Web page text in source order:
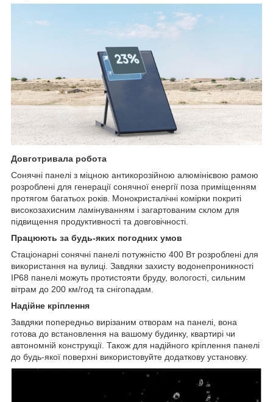
Довготривала робота
Сонячні панелі з міцною антикорозійною алюмінієвою рамою
розроблені для генерації сонячної енергії поза приміщенням
протягом багатьох років. Монокристалічні комірки покриті
високозахисним ламінуванням і загартованим склом для
підвищення продуктивності та довговічності.
Працюють за будь-яких погодних умов
Стаціонарні сонячні панелі потужністю 400 Вт розроблені для
використання на вулиці. Завдяки захисту водонепроникності
IP68 панелі можуть протистояти бруду, вологості, сильним
вітрам до 200 км/год та снігопадам.
Надійне кріплення
Завдяки попередньо вирізаним отворам на панелі, вона
готова до встановлення на вашому будинку, квартирі чи
автономній конструкції. Також для надійного кріплення панелі
до будь-якої поверхні використовуйте додаткову установку.